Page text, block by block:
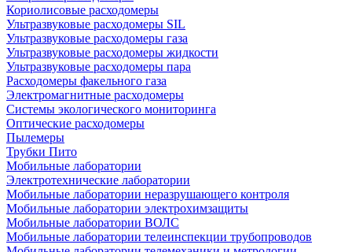
Кориолисовые расходомеры
Ультразвуковые расходомеры SIL
Ультразвуковые расходомеры газа
Ультразвуковые расходомеры жидкости
Ультразвуковые расходомеры пара
Расходомеры факельного газа
Электромагнитные расходомеры
Системы экологического мониторинга
Оптические расходомеры
Пылемеры
Трубки Пито
Мобильные лаборатории
Электротехнические лаборатории
Мобильные лаборатории неразрушающего контроля
Мобильные лаборатории электрохимзащиты
Мобильные лаборатории ВОЛС
Мобильные лаборатории телеинспекции трубопроводов